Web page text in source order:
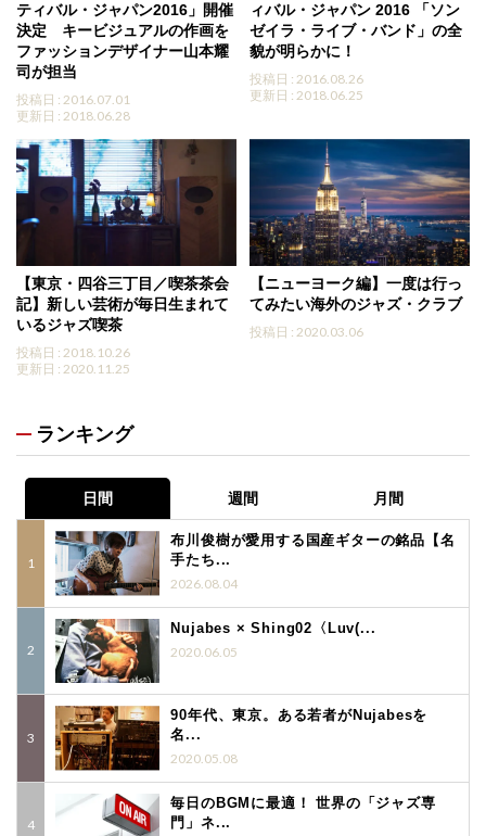
ティバル・ジャパン2016」開催
決定 キービジュアルの作画を
ファッションデザイナー山本耀
司が担当
投稿日 : 2016.07.01
更新日 : 2018.06.28
ィバル・ジャパン 2016 「ソン
ゼイラ・ライブ・バンド」の全
貌が明らかに！
投稿日 : 2016.08.26
更新日 : 2018.06.25
【東京・四谷三丁目／喫茶茶会
記】新しい芸術が毎日生まれて
いるジャズ喫茶
投稿日 : 2018.10.26
更新日 : 2020.11.25
【ニューヨーク編】一度は行っ
てみたい海外のジャズ・クラブ
投稿日 : 2020.03.06
ランキング
日間 週間 月間
布川俊樹が愛用する国産ギターの銘品【名
手たち...
2026.08.04
Nujabes × Shing02〈Luv(...
2020.06.05
90年代、東京。ある若者がNujabesを
名...
2020.05.08
毎日のBGMに最適！ 世界の「ジャズ専
門」ネ...